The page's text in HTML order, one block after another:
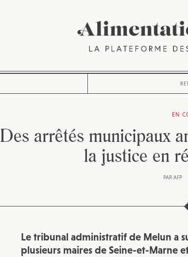
EN
Des arrêtés municipaux
la justice en
PAR AFP
Le tribunal administratif de Melun a
plusieurs maires de Seine-et-Marne